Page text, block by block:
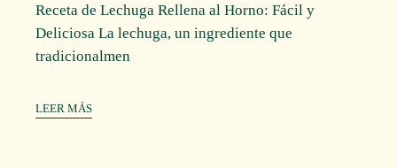
Receta de Lechuga Rellena al Horno: Fácil y
Deliciosa La lechuga, un ingrediente que
tradicionalmen
LEER MÁS